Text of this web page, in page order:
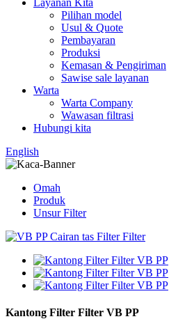
Pilihan model
Usul & Quote
Pembayaran
Produksi
Kemasan & Pengiriman
Sawise sale layanan
Warta
Warta Company
Wawasan filtrasi
Hubungi kita
English
Omah
Produk
Unsur Filter
Kantong Filter Filter VB PP